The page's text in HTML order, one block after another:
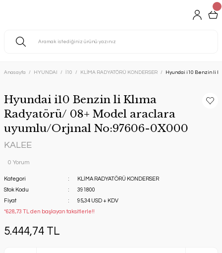
Anasayfa HYUNDAI İ10 KLİMA RADYATÖRÜ KONDERSER Hyundai i10 Benzin li
Hyundai i10 Benzin li Klıma
Radyatörü/ 08+ Model araclara
uyumlu/Orjınal No:97606-0X000
KALEE
0 Yorum
Kategori
KLİMA RADYATÖRÜ KONDERSER
Stok Kodu
391800
Fiyat
95,34 USD + KDV
*628,73 TL den başlayan taksitlerle!!
5.444,74 TL